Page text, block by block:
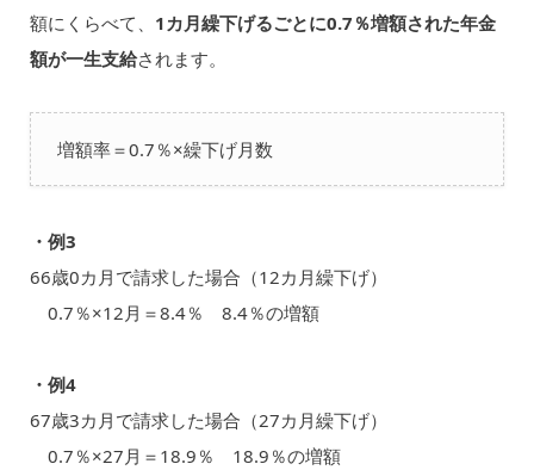
額にくらべて、 1カ月繰下げるごとに0.7％増額された年金
額が一生支給されます。
増額率＝0.7％×繰下げ月数
・例3
66歳0カ月で請求した場合（12カ月繰下げ）
0.7％×12月＝8.4％ 8.4％の増額
・例4
67歳3カ月で請求した場合（27カ月繰下げ）
0.7％×27月＝18.9％ 18.9％の増額